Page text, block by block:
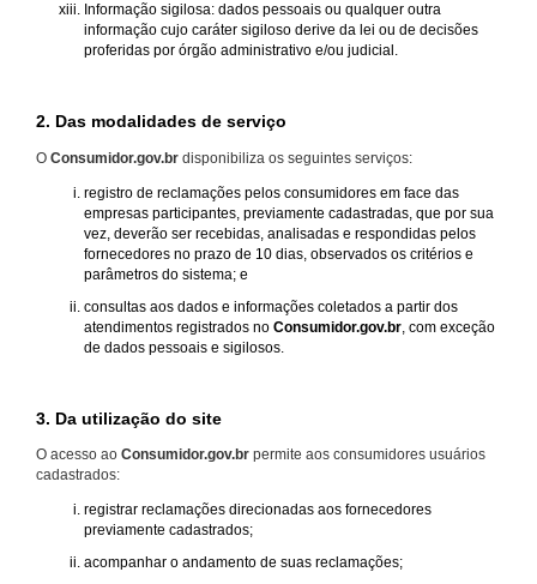
Informação sigilosa: dados pessoais ou qualquer outra
informação cujo caráter sigiloso derive da lei ou de decisões
proferidas por órgão administrativo e/ou judicial.
2. Das modalidades de serviço
O Consumidor.gov.br disponibiliza os seguintes serviços:
registro de reclamações pelos consumidores em face das
empresas participantes, previamente cadastradas, que por sua
vez, deverão ser recebidas, analisadas e respondidas pelos
fornecedores no prazo de 10 dias, observados os critérios e
parâmetros do sistema; e
consultas aos dados e informações coletados a partir dos
atendimentos registrados no Consumidor.gov.br , com exceção
de dados pessoais e sigilosos.
3. Da utilização do site
O acesso ao Consumidor.gov.br permite aos consumidores usuários
cadastrados:
registrar reclamações direcionadas aos fornecedores
previamente cadastrados;
acompanhar o andamento de suas reclamações;